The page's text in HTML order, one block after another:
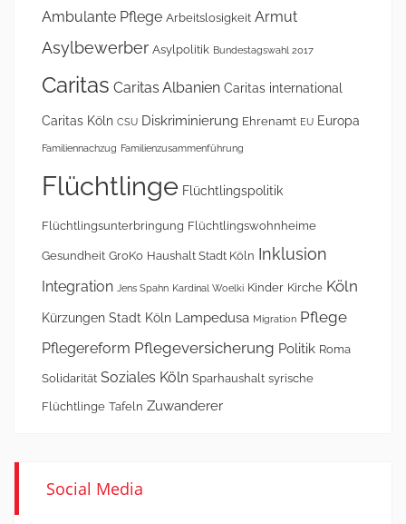
Ambulante Pflege Arbeitslosigkeit Armut
Asylbewerber Asylpolitik Bundestagswahl 2017
Caritas Caritas Albanien Caritas international
Caritas Köln CSU Diskriminierung Ehrenamt EU Europa
Familiennachzug Familienzusammenführung
Flüchtlinge Flüchtlingspolitik
Flüchtlingsunterbringung Flüchtlingswohnheime
Gesundheit GroKo Haushalt Stadt Köln Inklusion
Integration Jens Spahn Kardinal Woelki Kinder Kirche Köln
Kürzungen Stadt Köln Lampedusa Migration Pflege
Pflegereform Pflegeversicherung Politik Roma
Solidarität Soziales Köln Sparhaushalt syrische
Flüchtlinge Tafeln Zuwanderer
Social Media